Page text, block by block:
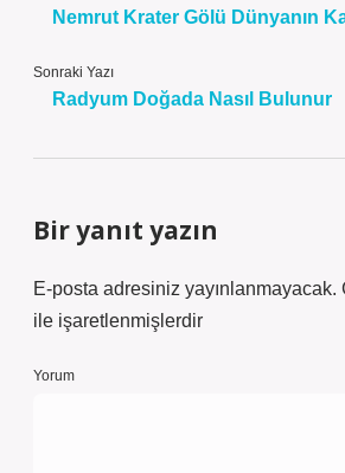
Nemrut Krater Gölü Dünyanın
Sonraki Yazı
Radyum Doğada Nasıl Bulunur
Bir yanıt yazın
E-posta adresiniz yayınlanmayacak.
ile işaretlenmişlerdir
Yorum